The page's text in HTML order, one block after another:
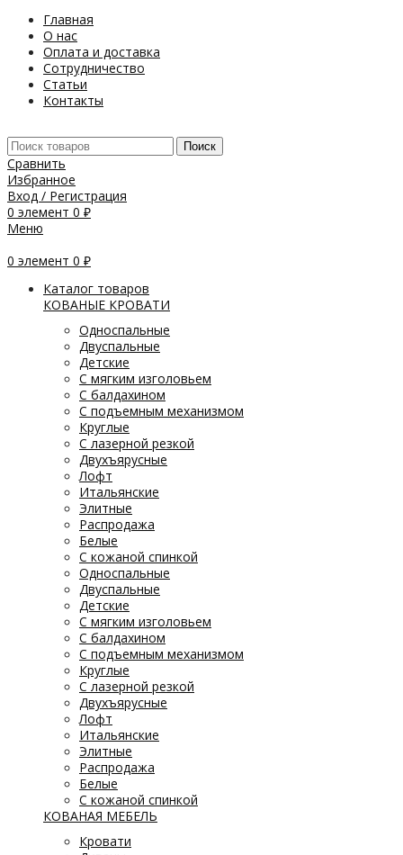
Главная
О нас
Оплата и доставка
Сотрудничество
Статьи
Контакты
Поиск
Сравнить
Избранное
Вход / Регистрация
0 элемент 0 ₽
Меню
0 элемент 0 ₽
Каталог товаров
КОВАНЫЕ КРОВАТИ
Односпальные
Двуспальные
Детские
С мягким изголовьем
С балдахином
С подъемным механизмом
Круглые
С лазерной резкой
Двухъярусные
Лофт
Итальянские
Элитные
Распродажа
Белые
С кожаной спинкой
Односпальные
Двуспальные
Детские
С мягким изголовьем
С балдахином
С подъемным механизмом
Круглые
С лазерной резкой
Двухъярусные
Лофт
Итальянские
Элитные
Распродажа
Белые
С кожаной спинкой
КОВАНАЯ МЕБЕЛЬ
Кровати